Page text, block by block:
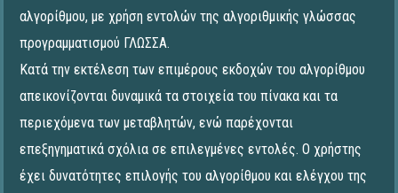
αλγορίθμου, με χρήση εντολών της αλγοριθμικής γλώσσας
προγραμματισμού ΓΛΩΣΣΑ.
Κατά την εκτέλεση των επιμέρους εκδοχών του αλγορίθμου
απεικονίζονται δυναμικά τα στοιχεία του πίνακα και τα
περιεχόμενα των μεταβλητών, ενώ παρέχονται
επεξηγηματικά σχόλια σε επιλεγμένες εντολές. Ο χρήστης
έχει δυνατότητες επιλογής του αλγορίθμου και ελέγχου της